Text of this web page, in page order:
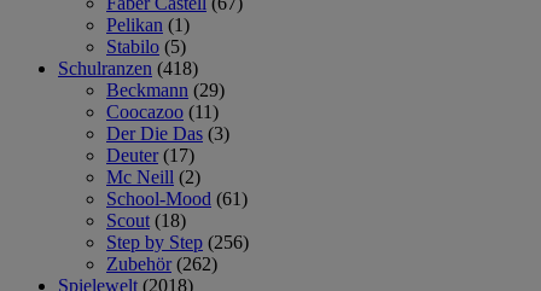
Pelikan (1)
Stabilo (5)
Schulranzen (418)
Beckmann (29)
Coocazoo (11)
Der Die Das (3)
Deuter (17)
Mc Neill (2)
School-Mood (61)
Scout (18)
Step by Step (256)
Zubehör (262)
Spielewelt (2018)